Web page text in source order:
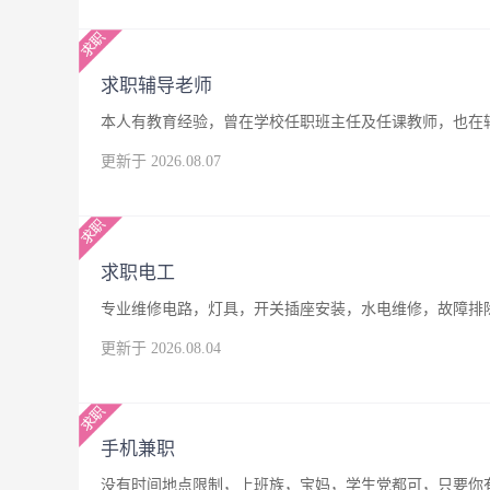
求职辅导老师
本人有教育经验，曾在学校任职班主任及任课教师，也
更新于 2026.08.07
求职电工
专业维修电路，灯具，开关插座安装，水电维修，故障排
更新于 2026.08.04
手机兼职
没有时间地点限制，上班族，宝妈，学生党都可，只要